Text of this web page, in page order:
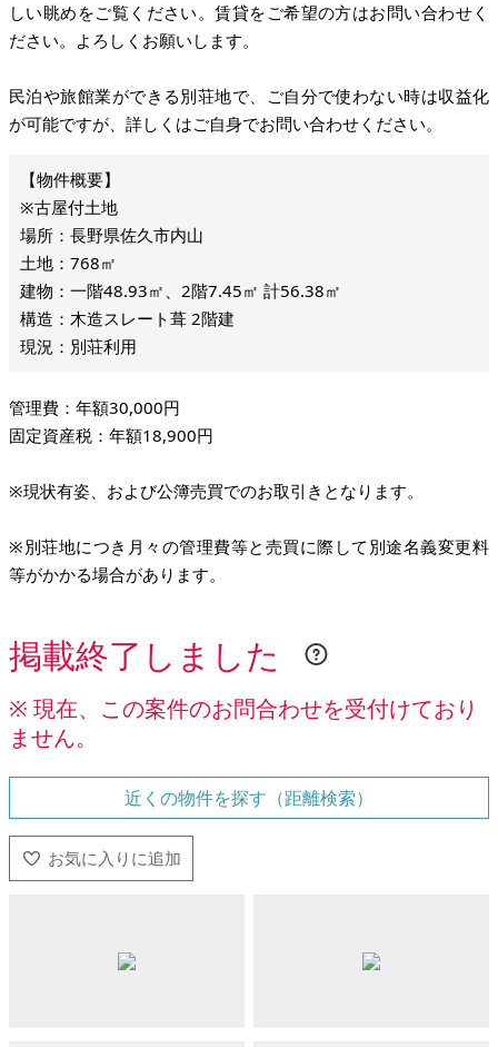
しい眺めをご覧ください。賃貸をご希望の方はお問い合わせく
ださい。よろしくお願いします。
民泊や旅館業ができる別荘地で、ご自分で使わない時は収益化
が可能ですが、詳しくはご自身でお問い合わせください。
※古屋付土地
場所：長野県佐久市内山
土地：768㎡
建物：一階48.93㎡、2階7.45㎡ 計56.38㎡
構造：木造スレート葺 2階建
現況：別荘利用
管理費：年額30,000円
固定資産税：年額18,900円
※現状有姿、および公簿売買でのお取引きとなります。
※別荘地につき月々の管理費等と売買に際して別途名義変更料
等がかかる場合があります。
掲載終了しました
※ 現在、この案件のお問合わせを受付けており
ません。
近くの物件を探す（距離検索）